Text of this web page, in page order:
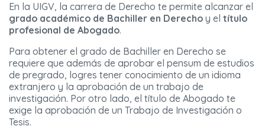
En la UIGV, la carrera de Derecho te permite alcanzar el
grado académico de Bachiller en Derecho y el título
profesional de Abogado.
Para obtener el grado de Bachiller en Derecho se
requiere que además de aprobar el pensum de estudios
de pregrado, logres tener conocimiento de un idioma
extranjero y la aprobación de un trabajo de
investigación. Por otro lado, el título de Abogado te
exige la aprobación de un Trabajo de Investigación o
Tesis.